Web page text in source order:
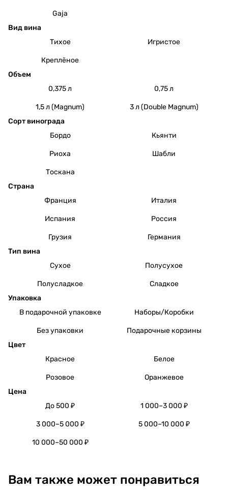
Gaja
Вид вина
Тихое
Игристое
Креплёное
Объем
0,375 л
0,75 л
1,5 л (Magnum)
3 л (Double Magnum)
Сорт винограда
Бордо
Кьянти
Риоха Шабли
Тоскана
Страна
Франция
Италия
Испания Россия
Грузия
Германия
Тип вина
Сухое
Полусухое
Полусладкое
Сладкое
Упаковка
В подарочной упаковке
Наборы/Коробки
Без упаковки
Подарочные корзины
Цвет
Красное
Белое
Розовое
Оранжевое
Цена
До 500 ₽
1 000–3 000 ₽
3 000–5 000 ₽ 5 000–10 000 ₽
10 000–50 000 ₽
Вам также может понравиться